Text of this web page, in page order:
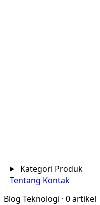
Kategori Produk
Tentang Kontak
Blog Teknologi · 0 artikel